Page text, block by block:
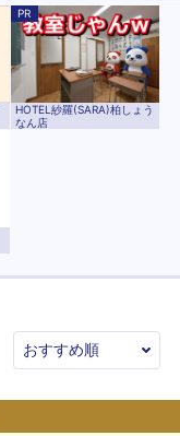
PR
HOTEL紗羅(SARA)柏しょう
なん店